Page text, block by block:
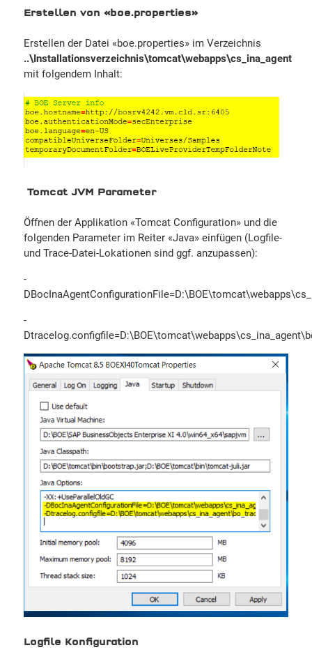
Erstellen von «boe.properties»
Erstellen der Datei «boe.properties» im Verzeichnis
..\Installationsverzeichnis\tomcat\webapps\cs_ina_agent
mit folgendem Inhalt:
Tomcat JVM Parameter
Öffnen der Applikation «Tomcat Configuration» und die
folgenden Parameter im Reiter «Java» einfügen (Logfile-
und Trace-Datei-Lokationen sind ggf. anzupassen):
-
-
Logfile Konfiguration